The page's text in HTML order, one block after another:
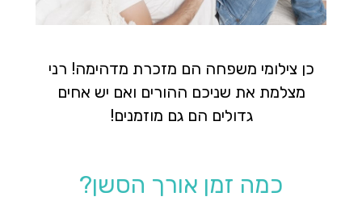
כן צילומי משפחה הם מזכרת מדהימה! רני
מצלמת את שניכם ההורים ואם יש אחים
גדולים הם גם מוזמנים!
כמה זמן אורך הסשן?